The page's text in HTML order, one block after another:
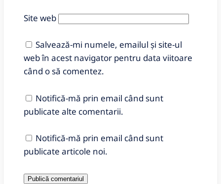
Site web
Salvează-mi numele, emailul și site-ul
web în acest navigator pentru data viitoare
când o să comentez.
Notifică-mă prin email când sunt
publicate alte comentarii.
Notifică-mă prin email când sunt
publicate articole noi.